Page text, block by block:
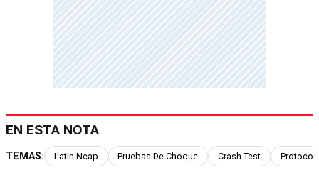
EN ESTA NOTA
TEMAS: Latin Ncap Pruebas De Choque Crash Test